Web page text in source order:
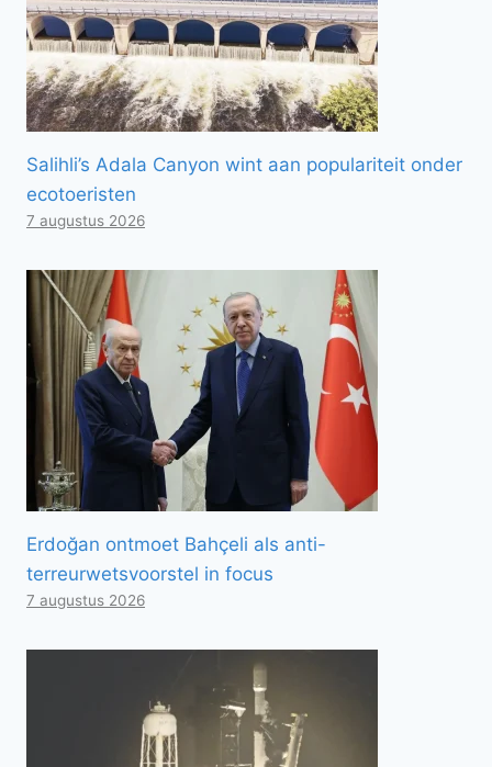
Salihli’s Adala Canyon wint aan populariteit onder
ecotoeristen
7 augustus 2026
Erdoğan ontmoet Bahçeli als anti-
terreurwetsvoorstel in focus
7 augustus 2026